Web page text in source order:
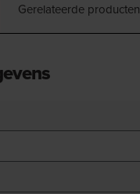
Gerelateerde producten